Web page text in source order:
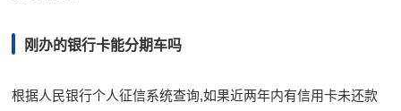
刚办的银行卡能分期车吗
根据人民银行个人征信系统查询,如果近两年内有信用卡未还款